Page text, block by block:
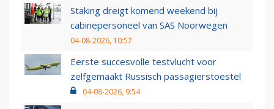
Staking dreigt komend weekend bij
cabinepersoneel van SAS Noorwegen
04-08-2026, 10:57
Eerste succesvolle testvlucht voor
zelfgemaakt Russisch passagierstoestel
04-08-2026, 9:54